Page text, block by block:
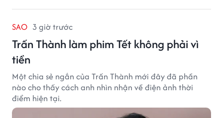
SAO 3 giờ trước
Trấn Thành làm phim Tết không phải vì
tiền
Một chia sẻ ngắn của Trấn Thành mới đây đã phần
nào cho thấy cách anh nhìn nhận về điện ảnh thời
điểm hiện tại.